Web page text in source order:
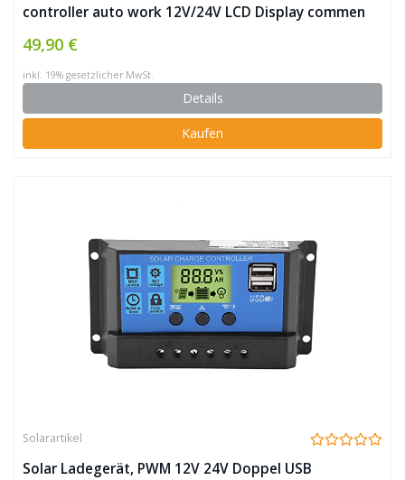
controller auto work 12V/24V LCD Display commen
negative Erdung- Tracer1210AN
49,90 €
inkl. 19% gesetzlicher MwSt.
Details
Kaufen
Solarartikel
Solar Ladegerät, PWM 12V 24V Doppel USB